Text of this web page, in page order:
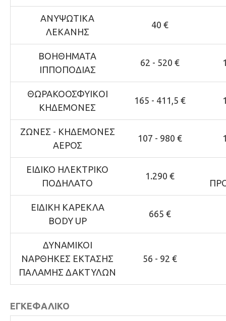
ΑΝΥΨΩΤΙΚΑ
ΛΕΚΑΝΗΣ
40 €
ΒΟΗΘΗΜΑΤΑ
ΙΠΠΟΠΟΔΙΑΣ
62 - 520 €
ΘΩΡΑΚΟΟΣΦΥΙΚOI
ΚΗΔΕΜOΝEΣ
165 - 411,5 €
ΖΩΝΕΣ - ΚΗΔΕΜΟΝΕΣ
ΑΕΡΟΣ
107 - 980 €
ΕΙΔΙΚΟ ΗΛΕΚΤΡΙΚΟ
ΠΟΔΗΛΑΤΟ
1.290 €
ΕΙΔΙΚΗ ΚΑΡΕΚΛΑ
BODY UP
665 €
ΔΥΝΑΜΙΚΟΙ
ΝΑΡΘΗΚΕΣ ΕΚΤΑΣΗΣ
ΠΑΛΑΜΗΣ ΔΑΚΤΥΛΩΝ
56 - 92 €
ΕΓΚΕΦΑΛΙΚΟ